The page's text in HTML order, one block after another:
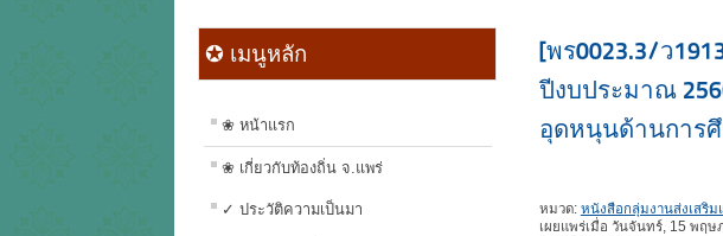
✪ เมนูหลัก
❀ หน้าแรก
❀ เกี่ยวกับท้องถิ่น จ.แพร่
✓ ประวัติความเป็นมา
[พร0023.3/ว
ปีงบประมาณ
อุดหนุนด้านการ
หมวด: หนังสือกลุ่มงานส่งเสริ
เผยแพร่เมื่อ วันจันทร์, 15 พฤ